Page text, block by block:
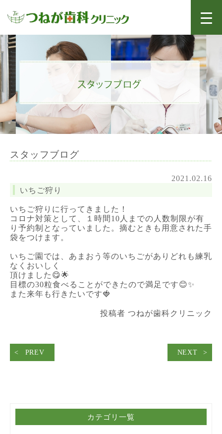
スタッフブログ
2021.02.16
いちご狩り
いちご狩りに行ってきました！
コロナ対策として、１時間10人までの人数制限が有
り予約制となっていました。摘むときも用意された手
袋をつけます。
いちご園では、あまおう等のいちごがありどれも練乳
なくおいしく
頂けました😋🌟
目標の30粒食べることができたので満足です😊✨
また来年も行きたいです🍓
投稿者 つねが歯科クリニック
PREV NEXT
カテゴリ一覧